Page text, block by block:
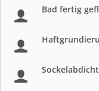
Bad fertig